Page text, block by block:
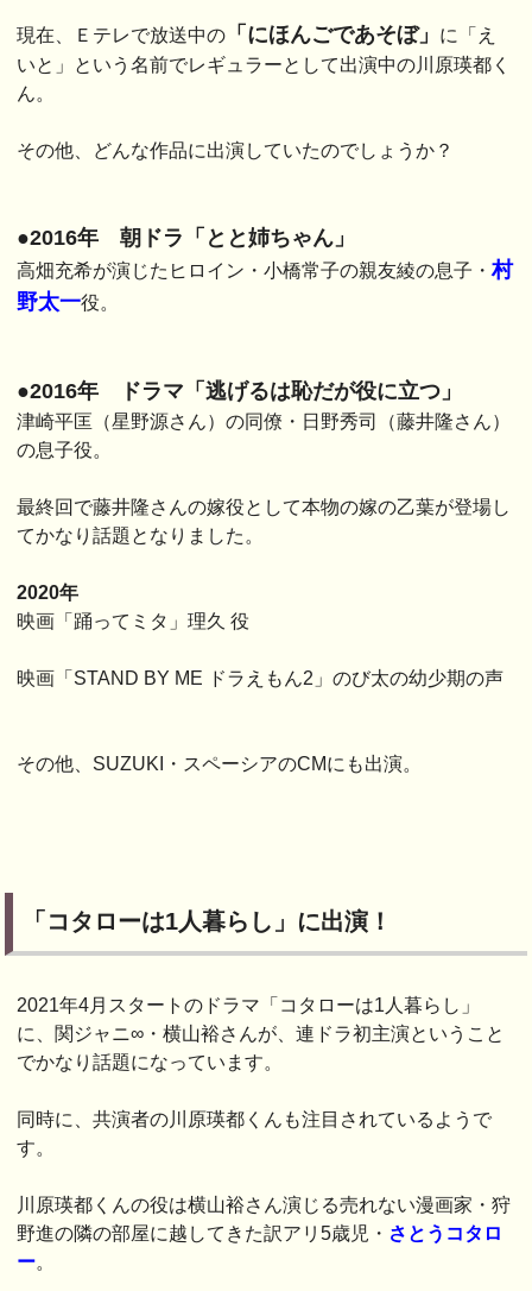
現在、Ｅテレで放送中の 「にほんごであそぼ」
に「え
いと」という名前でレギュラーとして出演中の川原瑛都く
ん。
その他、どんな作品に出演していたのでしょうか？
●2016年 朝ドラ「とと姉ちゃん」
高畑充希が演じたヒロイン・小橋常子の親友綾の息子・村
野太一役。
●2016年 ドラマ「逃げるは恥だが役に立つ」
津崎平匡（星野源さん）の同僚・日野秀司（藤井隆さん）
の息子役。
最終回で藤井隆さんの嫁役として本物の嫁の乙葉が登場し
てかなり話題となりました。
2020年
映画「踊ってミタ」理久 役
映画「STAND BY ME ドラえもん2」のび太の幼少期の声
その他、SUZUKI・スペーシアのCMにも出演。
「コタローは1人暮らし」に出演！
2021年4月スタートのドラマ「コタローは1人暮らし」
に、関ジャニ∞・横山裕さんが、連ドラ初主演ということ
でかなり話題になっています。
同時に、共演者の川原瑛都くんも注目されているようで
す。
川原瑛都くんの役は横山裕さん演じる売れない漫画家・狩
野進の隣の部屋に越してきた訳アリ5歳児・ さとうコタロ
ー。